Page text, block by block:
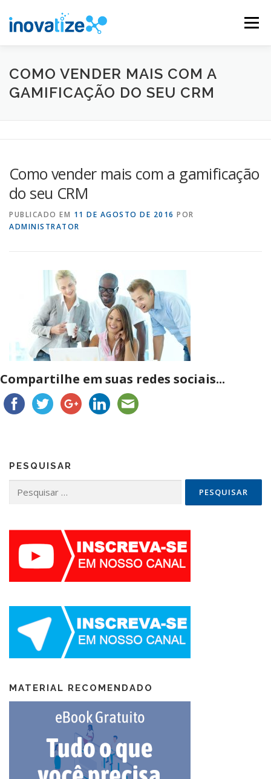
para
Menu
INOVATIZE MAUTIC INOVATIZE CRM
COMO VENDER MAIS COM A
GAMIFICAÇÃO DO SEU CRM
Como vender mais com a gamificação
do seu CRM
PUBLICADO EM 11 DE AGOSTO DE 2016 POR
ADMINISTRATOR
Compartilhe em suas redes sociais...
PESQUISAR
por:
MATERIAL RECOMENDADO